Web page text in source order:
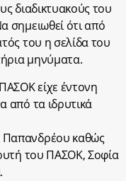
διαδικτυακούς του
σημειωθεί ότι από
του η σελίδα του
μηνύματα.
είχε έντονη
από τα ιδρυτικά
Παπανδρέου καθώς
του ΠΑΣΟΚ, Σοφία